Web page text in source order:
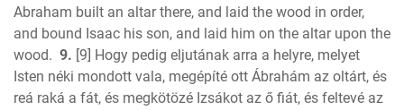
Abraham built an altar there, and laid the wood in order,
and bound Isaac his son, and laid him on the altar upon the
wood. 9. [9] Hogy pedig eljutának arra a helyre, melyet
Isten néki mondott vala, megépíté ott Ábrahám az oltárt, és
reá raká a fát, és megkötözé Izsákot az ő fiát, és feltevé az